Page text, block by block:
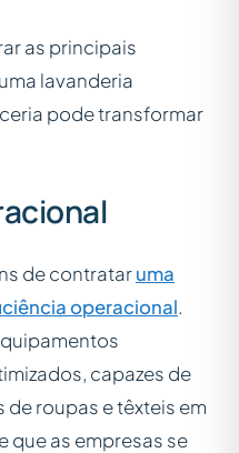
as principais
lavanderia
pode transformar
de contrataruma
operacional.
capazes de
roupas e têxteis em
que as empresas se